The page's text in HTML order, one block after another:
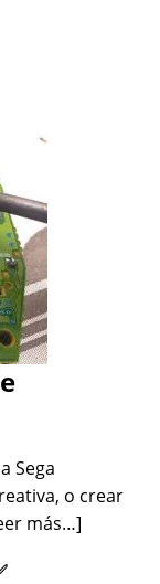
Sega
o crear
más…]